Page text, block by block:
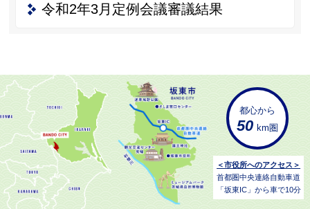
令和2年3月定例会議審議結果
都心から
50 km圏
＜市役所へのアクセス＞
首都圏中央連絡自動車道
「坂東IC」から車で10分